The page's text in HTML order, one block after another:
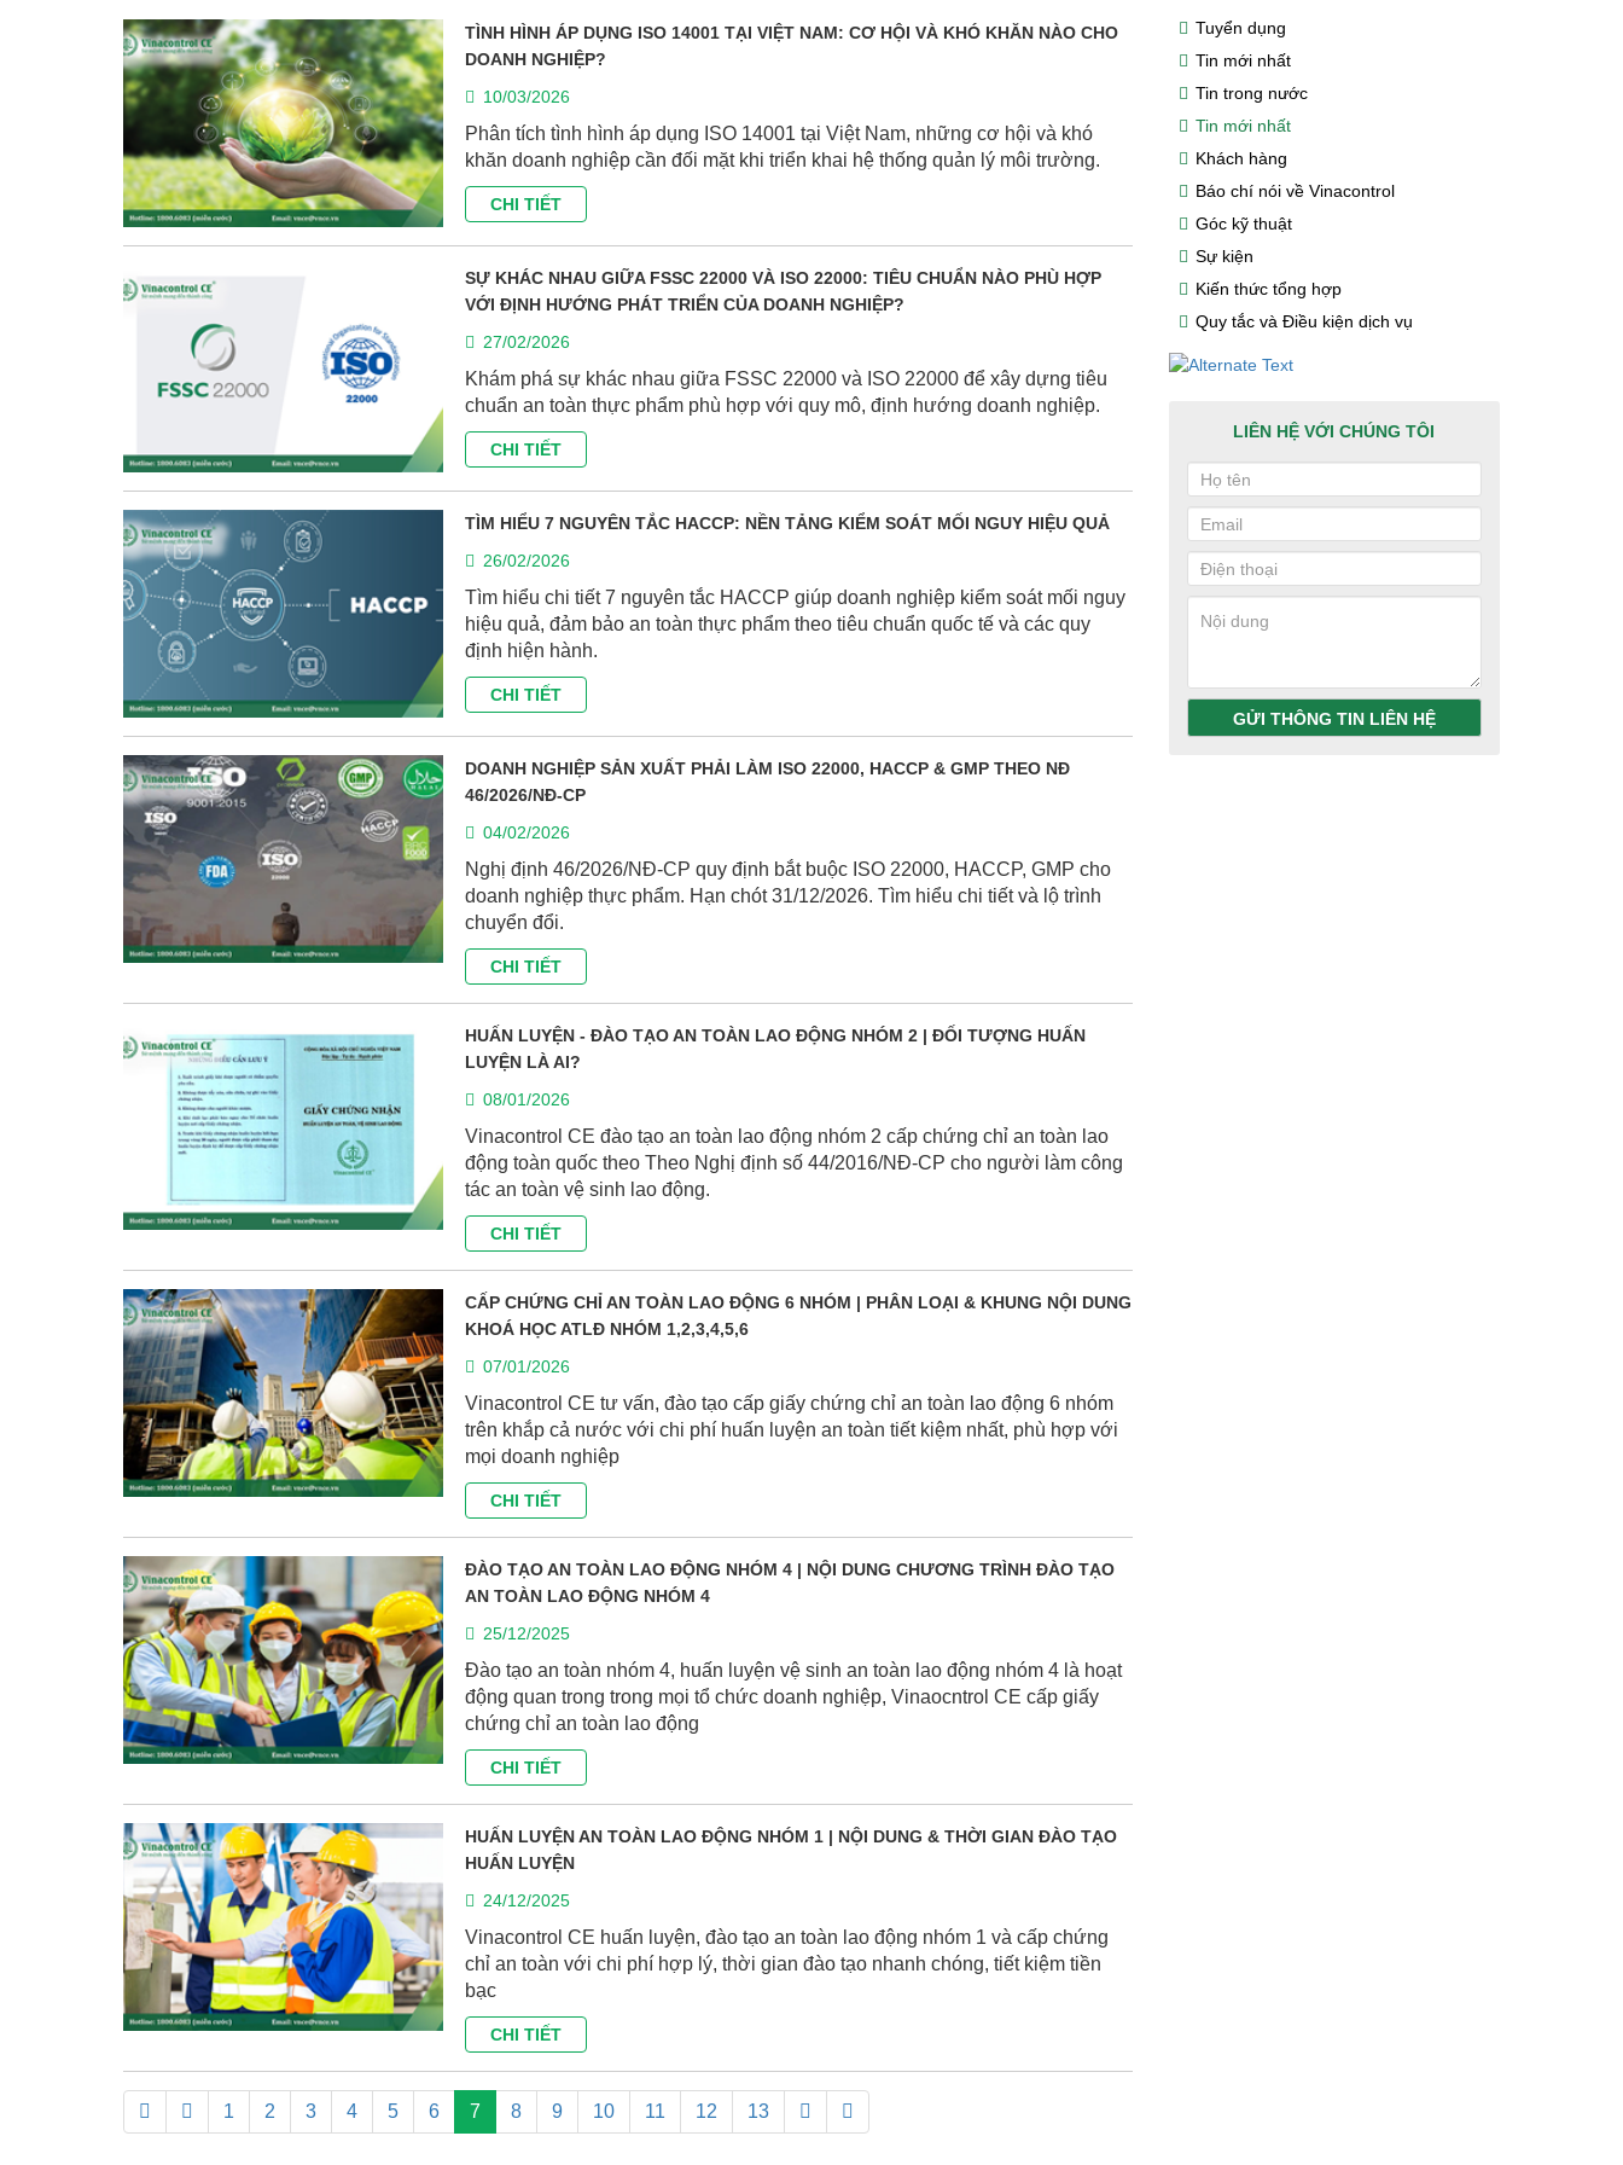
TÌNH HÌNH ÁP DỤNG ISO 14001 TẠI VIỆT NAM: CƠ HỘI VÀ KHÓ KHĂN NÀO CHO
DOANH NGHIỆP?
10/03/2026
Phân tích tình hình áp dụng ISO 14001 tại Việt Nam, những cơ hội và khó
khăn doanh nghiệp cần đối mặt khi triển khai hệ thống quản lý môi trường.
CHI TIẾT
SỰ KHÁC NHAU GIỮA FSSC 22000 VÀ ISO 22000: TIÊU CHUẨN NÀO PHÙ HỢP
VỚI ĐỊNH HƯỚNG PHÁT TRIỂN CỦA DOANH NGHIỆP?
27/02/2026
Khám phá sự khác nhau giữa FSSC 22000 và ISO 22000 để xây dựng tiêu
chuẩn an toàn thực phẩm phù hợp với quy mô, định hướng doanh nghiệp.
CHI TIẾT
TÌM HIỂU 7 NGUYÊN TẮC HACCP: NỀN TẢNG KIỂM SOÁT MỐI NGUY HIỆU QUẢ
26/02/2026
Tìm hiểu chi tiết 7 nguyên tắc HACCP giúp doanh nghiệp kiểm soát mối nguy
hiệu quả, đảm bảo an toàn thực phẩm theo tiêu chuẩn quốc tế và các quy
định hiện hành.
CHI TIẾT
DOANH NGHIỆP SẢN XUẤT PHẢI LÀM ISO 22000, HACCP & GMP THEO NĐ
46/2026/NĐ-CP
04/02/2026
Nghị định 46/2026/NĐ-CP quy định bắt buộc ISO 22000, HACCP, GMP cho
doanh nghiệp thực phẩm. Hạn chót 31/12/2026. Tìm hiểu chi tiết và lộ trình
chuyển đổi.
CHI TIẾT
HUẤN LUYỆN - ĐÀO TẠO AN TOÀN LAO ĐỘNG NHÓM 2 | ĐỐI TƯỢNG HUẤN
LUYỆN LÀ AI?
08/01/2026
Vinacontrol CE đào tạo an toàn lao động nhóm 2 cấp chứng chỉ an toàn lao
động toàn quốc theo Theo Nghị định số 44/2016/NĐ-CP cho người làm công
tác an toàn vệ sinh lao động.
CHI TIẾT
CẤP CHỨNG CHỈ AN TOÀN LAO ĐỘNG 6 NHÓM | PHÂN LOẠI & KHUNG NỘI DUNG
KHOÁ HỌC ATLĐ NHÓM 1,2,3,4,5,6
07/01/2026
Vinacontrol CE tư vấn, đào tạo cấp giấy chứng chỉ an toàn lao động 6 nhóm
trên khắp cả nước với chi phí huấn luyện an toàn tiết kiệm nhất, phù hợp với
mọi doanh nghiệp
CHI TIẾT
ĐÀO TẠO AN TOÀN LAO ĐỘNG NHÓM 4 | NỘI DUNG CHƯƠNG TRÌNH ĐÀO TẠO
AN TOÀN LAO ĐỘNG NHÓM 4
25/12/2025
Đào tạo an toàn nhóm 4, huấn luyện vệ sinh an toàn lao động nhóm 4 là hoạt
động quan trong trong mọi tổ chức doanh nghiệp, Vinaocntrol CE cấp giấy
chứng chỉ an toàn lao động
CHI TIẾT
HUẤN LUYỆN AN TOÀN LAO ĐỘNG NHÓM 1 | NỘI DUNG & THỜI GIAN ĐÀO TẠO
HUẤN LUYỆN
24/12/2025
Vinacontrol CE huấn luyện, đào tạo an toàn lao động nhóm 1 và cấp chứng
chỉ an toàn với chi phí hợp lý, thời gian đào tạo nhanh chóng, tiết kiệm tiền
bạc
CHI TIẾT
1 2 3 4 5 6 7 8 9 10 11 12 13
Tuyển dụng
Tin mới nhất
Tin trong nước
Tin mới nhất
Khách hàng
Báo chí nói về Vinacontrol
Góc kỹ thuật
Sự kiện
Kiến thức tổng hợp
Quy tắc và Điều kiện dịch vụ
LIÊN HỆ VỚI CHÚNG TÔI
GỬI THÔNG TIN LIÊN HỆ